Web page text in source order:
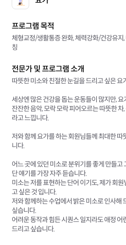
프로그램 목적
체형교정/생활통증 완화, 체력강화/건강유지
칭
전문가 및 프로그램 소개
따뜻한 미소와 친절한 눈길을 드리고 싶은 요
세상엔 많은 건강을 돕는 운동들이 많지만,
잔잔한 음악, 모락 모락 피어오르는 따뜻한
라고 느낍니다.
저와 함께 요가를 하는 회원님들께 최대한
니다.
어느 곳에 있던 미소로 분위기를 좋게 만들고
단 얘기를 가장 자주 듣습니다.
미소는 저를 표현하는 단어 이기도, 제가 회
고 싶은 것 입니다.
저와 함께하는 수업에서 밝은 미소로 인사해
싶습니다.
어려운 동작과 힘든 시퀀스 일지라도 애정
드리고 싶습니다.